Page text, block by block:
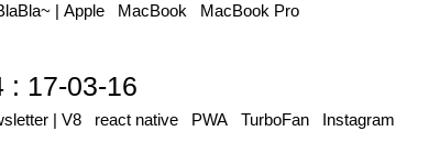
| Apple MacBook MacBook Pro
: 17-03-16
| V8 react native PWA TurboFan Instagram